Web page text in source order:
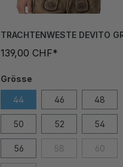
TRACHTENWESTE DEVITO
139,00 CHF*
Grösse
44 46 48
50 52 54
56 58 60